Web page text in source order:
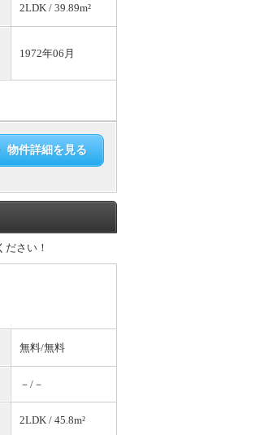
2LDK / 39.89m²
1972年06月
物件詳細を見る
さい！
無料/無料
－/－
2LDK / 45.8m²